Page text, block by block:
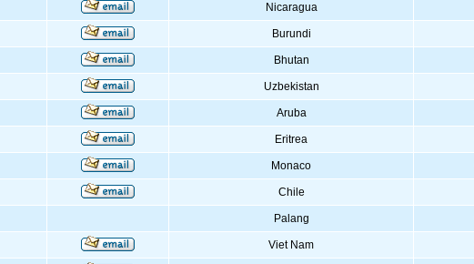
Nicaragua
Burundi
Bhutan
Uzbekistan
Aruba
Eritrea
Monaco
Chile
Palang
Viet Nam